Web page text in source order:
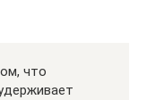
что